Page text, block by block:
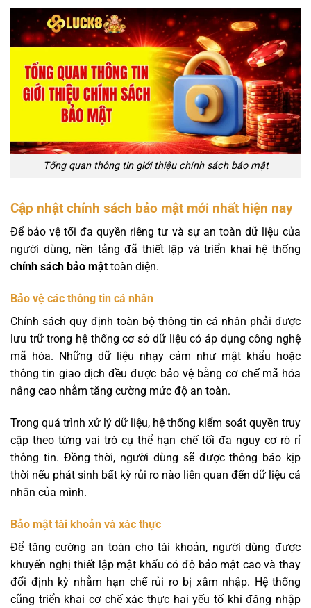
Tổng quan thông tin giới thiệu chính sách bảo mật
Cập nhật chính sách bảo mật mới nhất hiện nay
Để bảo vệ tối đa quyền riêng tư và sự an toàn dữ liệu của
người dùng, nền tảng đã thiết lập và triển khai hệ thống
chính sách bảo mật toàn diện.
Bảo vệ các thông tin cá nhân
Chính sách quy định toàn bộ thông tin cá nhân phải được
lưu trữ trong hệ thống cơ sở dữ liệu có áp dụng công nghệ
mã hóa. Những dữ liệu nhạy cảm như mật khẩu hoặc
thông tin giao dịch đều được bảo vệ bằng cơ chế mã hóa
nâng cao nhằm tăng cường mức độ an toàn.
Trong quá trình xử lý dữ liệu, hệ thống kiểm soát quyền truy
cập theo từng vai trò cụ thể hạn chế tối đa nguy cơ rò rỉ
thông tin. Đồng thời, người dùng sẽ được thông báo kịp
thời nếu phát sinh bất kỳ rủi ro nào liên quan đến dữ liệu cá
nhân của mình.
Bảo mật tài khoản và xác thực
Để tăng cường an toàn cho tài khoản, người dùng được
khuyến nghị thiết lập mật khẩu có độ bảo mật cao và thay
đổi định kỳ nhằm hạn chế rủi ro bị xâm nhập. Hệ thống
cũng triển khai cơ chế xác thực hai yếu tố khi đăng nhập